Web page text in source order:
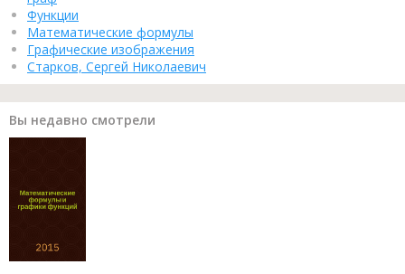
Функции
Математические формулы
Графические изображения
Старков, Сергей Николаевич
Вы недавно смотрели